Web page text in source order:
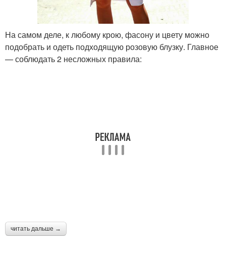
На самом деле, к любому крою, фасону и цвету можно
подобрать и одеть подходящую розовую блузку. Главное
— соблюдать 2 несложных правила:
читать дальше →